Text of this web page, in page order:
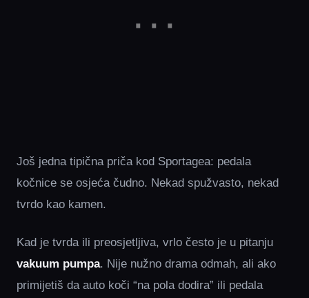
Još jedna tipična priča kod Sportagea: pedala
kočnice se osjeća čudno. Nekad spužvasto, nekad
tvrdo kao kamen.
Kad je tvrda ili preosjetljiva, vrlo često je u pitanju
vakuum pumpa. Nije nužno drama odmah, ali ako
primijetiš da auto koči “na pola dodira” ili pedala